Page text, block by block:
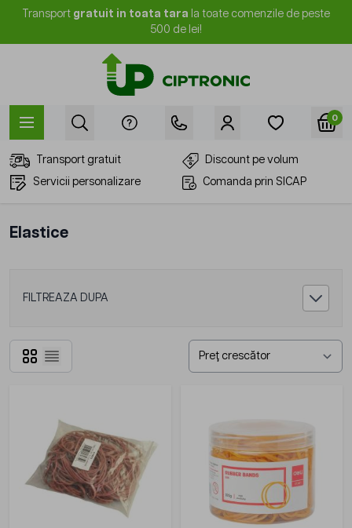
Mergi la Conținut
Transport gratuit in toata tara la toate comenzile de peste
500 de lei!
0
Transport gratuit
Discount pe volum
Servicii personalizare
Comanda prin SICAP
Elastice
FILTREAZA DUPA
Grilă
Listă